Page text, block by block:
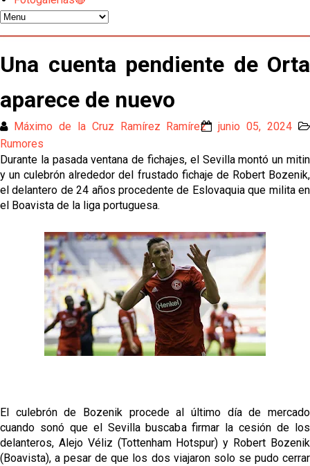
Juanlu se marcha traspasado al Bournemouth
tiene nuevo portero y el Getafe mueve ficha... Las
últimas novedades del mercado de La Liga
Vargas y Sow se incorporan al grupo en la sesión
del martes
Odysseas Vlachodimos: “El objetivo es mejorar la
temporada pasada”
El Sevilla FC empieza a inscribir a los nuevos
fichajes
Análisis I Quién es y cómo juega Fran González
Endrick y Marc Bernal protagonizan las ofertas más
destacadas del día
El Sevilla Juvenil A última detalles en Canarias para
El dato que destaca a Agoumé entre las cinco
grandes ligas
Una cuenta pendiente de Orta
aparece de nuevo
Máximo de la Cruz Ramírez Ramírez
junio 05, 2024
Rumores
Durante la pasada ventana de fichajes, el Sevilla montó un mitin
y un culebrón alrededor del frustado fichaje de Robert Bozenik,
el delantero de 24 años procedente de Eslovaquia que milita en
el Boavista de la liga portuguesa.
El culebrón de Bozenik procede al último día de mercado
cuando sonó que el Sevilla buscaba firmar la cesión de los
delanteros, Alejo Véliz (Tottenham Hotspur) y Robert Bozenik
(Boavista), a pesar de que los dos viajaron solo se pudo cerrar